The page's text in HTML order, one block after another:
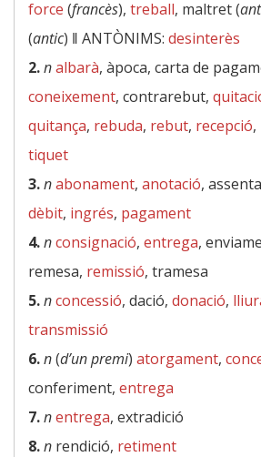
force (francès), treball, maltret (
(antic) ‖ ANTÒNIMS: desinterès
2.nalbarà, àpoca, carta de
coneixement, contrarebut,
quitança, rebuda, rebut, recepció,
tiquet
3.nabonament, anotació,
dèbit, ingrés, pagament
4.nconsignació, entrega,
remesa, remissió, tramesa
5.nconcessió, dació, donació,
transmissió
6.n(d’un premi) atorgament,
conferiment, entrega
7.nentrega, extradició
8.n rendició, retiment